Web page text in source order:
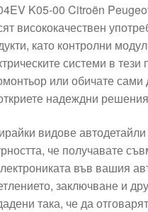
K05-00 Citroën
висококачествен
като контролни
системи в
или обичате сами
надеждни
видове
че получавате
във вашия
заключване и
така, че да